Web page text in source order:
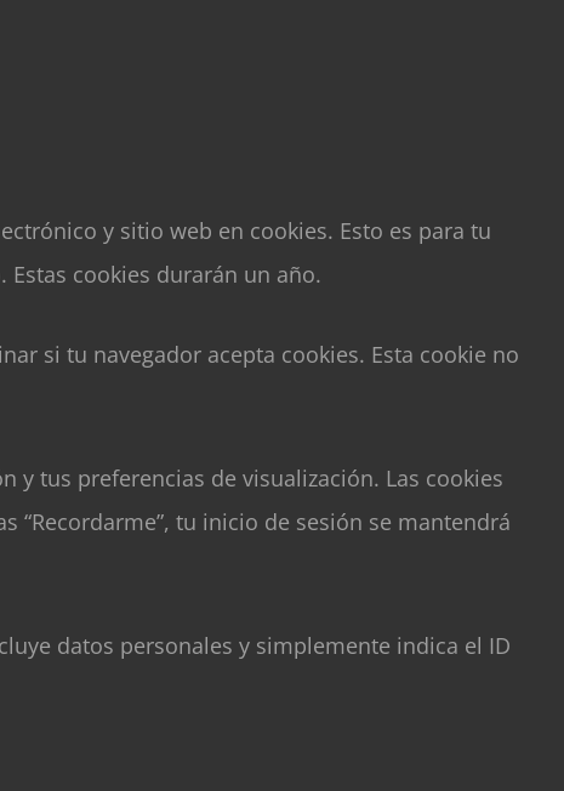
y sitio web en cookies. Esto es para tu
cookies durarán un año.
si tu navegador acepta cookies. Esta cookie no
tus preferencias de visualización. Las cookies
“Recordarme”, tu inicio de sesión se mantendrá
datos personales y simplemente indica el ID